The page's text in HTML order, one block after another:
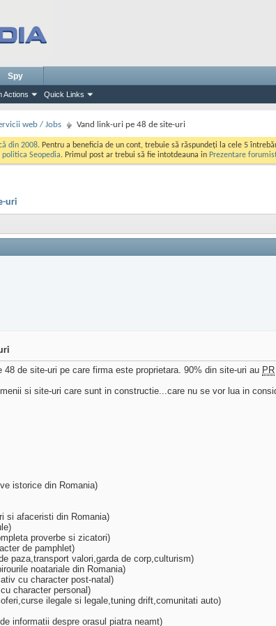
Actions Quick Links
Spy
web / Jobs Vand link-uri pe 48 de site-uri
din 2008. Pentru a beneficia de un cont, trebuie să răspundeți la cele 5
politica Seopedia. Primul post ar trebui să fie intotdeauna in Prezentare
uri
48 de site-uri pe care firma este proprietara. 90% din site-uri au PR
si site-uri care sunt in constructie...care nu se vor lua in
istorice din Romania)
si afaceristi din Romania)
proverbe si zicatori)
de pamphlet)
paza,transport valori,garda de corp,culturism)
noatariale din Romania)
cu character post-natal)
character personal)
ilegale si legale,tuning drift,comunitati auto)
informatii despre orasul piatra neamt)